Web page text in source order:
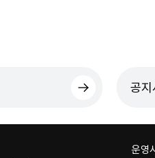
공지
운영